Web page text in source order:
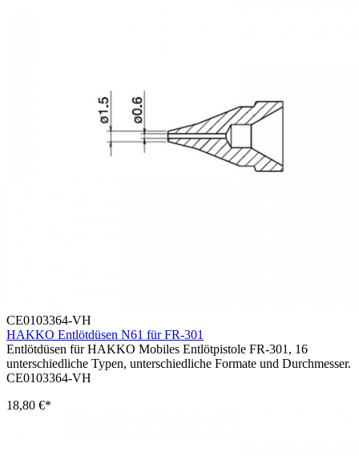
CE0103364-VH
HAKKO Entlötdüsen N61 für FR-301
Entlötdüsen für HAKKO Mobiles Entlötpistole FR-301, 16
unterschiedliche Typen, unterschiedliche Formate und Durchmesser.
CE0103364-VH
18,80 €*